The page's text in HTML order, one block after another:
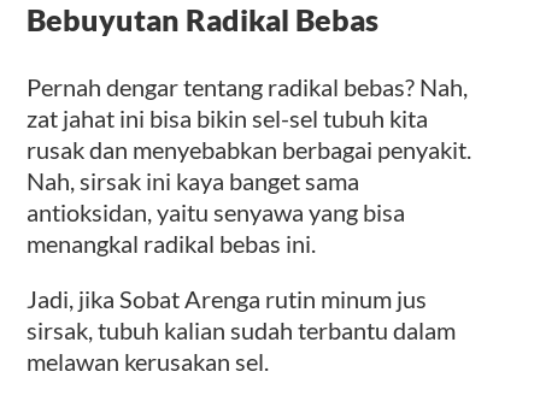
Bebuyutan Radikal Bebas
Pernah dengar tentang radikal bebas? Nah,
zat jahat ini bisa bikin sel-sel tubuh kita
rusak dan menyebabkan berbagai penyakit.
Nah, sirsak ini kaya banget sama
antioksidan, yaitu senyawa yang bisa
menangkal radikal bebas ini.
Jadi, jika Sobat Arenga rutin minum jus
sirsak, tubuh kalian sudah terbantu dalam
melawan kerusakan sel.